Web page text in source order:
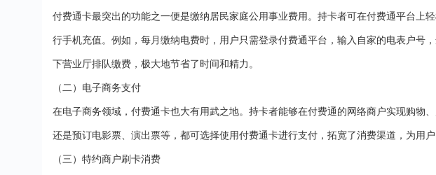
付费通卡最突出的功能之一便是缴纳居民家庭公用事业费用。持卡者可在付费通平台上
行手机充值。例如，每月缴纳电费时，用户只需登录付费通平台，输入自家的电表户号
下营业厅排队缴费，极大地节省了时间和精力。
（二）电子商务支付
在电子商务领域，付费通卡也大有用武之地。持卡者能够在付费通的网络商户实现购物
还是预订电影票、演出票等，都可选择使用付费通卡进行支付，拓宽了消费渠道，为用户
（三）特约商户刷卡消费